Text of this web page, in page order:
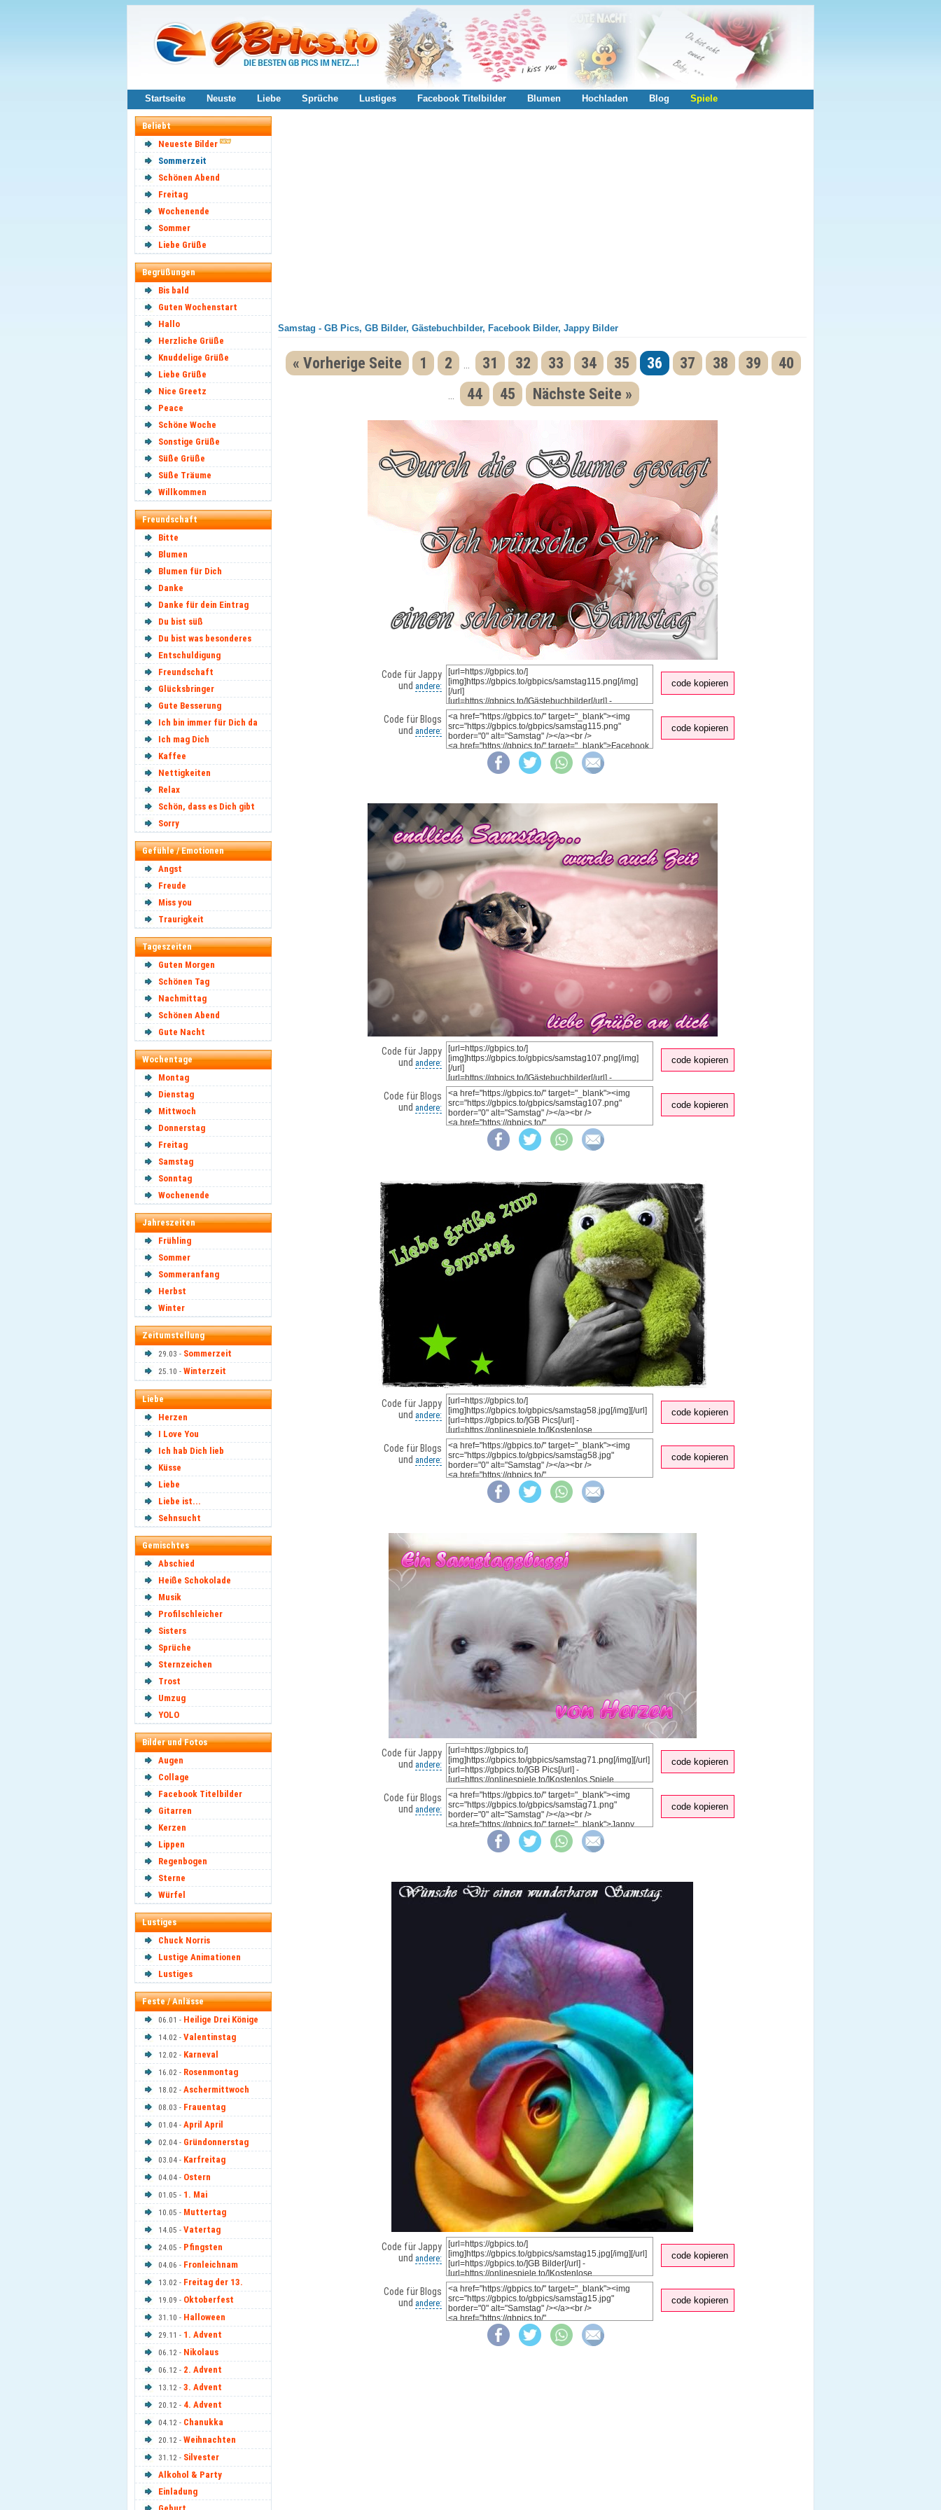
Startseite Neuste Liebe Sprüche Lustiges Facebook Titelbilder Blumen Hochladen Blog Spiele
Beliebt
Neueste Bilder
Sommerzeit
Schönen Abend
Freitag
Wochenende
Sommer
Liebe Grüße
Begrüßungen
Bis bald
Guten Wochenstart
Hallo
Herzliche Grüße
Knuddelige Grüße
Liebe Grüße
Nice Greetz
Peace
Schöne Woche
Sonstige Grüße
Süße Grüße
Süße Träume
Willkommen
Freundschaft
Bitte
Blumen
Blumen für Dich
Danke
Danke für dein Eintrag
Du bist süß
Du bist was besonderes
Entschuldigung
Freundschaft
Glücksbringer
Gute Besserung
Ich bin immer für Dich da
Ich mag Dich
Kaffee
Nettigkeiten
Relax
Schön, dass es Dich gibt
Sorry
Gefühle / Emotionen
Angst
Freude
Miss you
Traurigkeit
Tageszeiten
Guten Morgen
Schönen Tag
Nachmittag
Schönen Abend
Gute Nacht
Wochentage
Montag
Dienstag
Mittwoch
Donnerstag
Freitag
Samstag
Sonntag
Wochenende
Jahreszeiten
Frühling
Sommer
Sommeranfang
Herbst
Winter
Zeitumstellung
29.03 - Sommerzeit
25.10 - Winterzeit
Liebe
Herzen
I Love You
Ich hab Dich lieb
Küsse
Liebe
Liebe ist...
Sehnsucht
Gemischtes
Abschied
Heiße Schokolade
Musik
Profilschleicher
Sisters
Sprüche
Sternzeichen
Trost
Umzug
YOLO
Bilder und Fotos
Augen
Collage
Facebook Titelbilder
Gitarren
Kerzen
Lippen
Regenbogen
Sterne
Würfel
Lustiges
Chuck Norris
Lustige Animationen
Lustiges
Feste / Anlässe
06.01 - Heilige Drei Könige
14.02 - Valentinstag
12.02 - Karneval
16.02 - Rosenmontag
18.02 - Aschermittwoch
08.03 - Frauentag
01.04 - April April
02.04 - Gründonnerstag
03.04 - Karfreitag
04.04 - Ostern
01.05 - 1. Mai
10.05 - Muttertag
14.05 - Vatertag
24.05 - Pfingsten
04.06 - Fronleichnam
13.02 - Freitag der 13.
19.09 - Oktoberfest
31.10 - Halloween
29.11 - 1. Advent
06.12 - Nikolaus
06.12 - 2. Advent
13.12 - 3. Advent
20.12 - 4. Advent
04.12 - Chanukka
20.12 - Weihnachten
31.12 - Silvester
Alkohol & Party
Einladung
Samstag - GB Pics, GB Bilder, Gästebuchbilder, Facebook Bilder, Jappy Bilder
« Vorherige Seite 1 2 31 32 33 34 35 36 37 38 39 40
44 45 Nächste Seite »
Code für Jappy
und andere: code kopieren
Code für Blogs
und andere: code kopieren
Code für Jappy
und andere: code kopieren
Code für Blogs
und andere: code kopieren
Code für Jappy
und andere: code kopieren
Code für Blogs
und andere: code kopieren
Code für Jappy
und andere: code kopieren
Code für Blogs
und andere: code kopieren
Code für Jappy
und andere: code kopieren
Code für Blogs
und andere: code kopieren